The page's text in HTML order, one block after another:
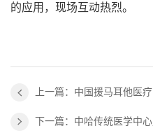
的应用，现场互动热烈。
上一篇：中国援马耳他医